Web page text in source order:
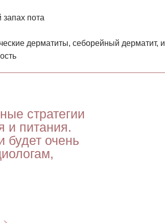
запах пота
дерматиты, себорейный дерматит, и
стратегии
и питания.
очень